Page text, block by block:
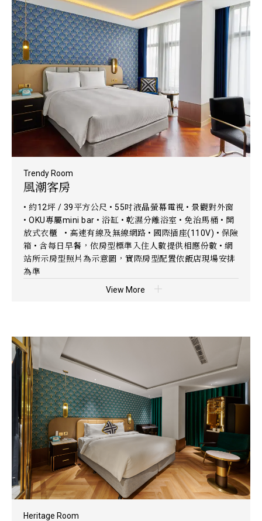
Trendy Room
風潮客房
• 約12坪 / 39平方公尺 • 55吋液晶螢幕電視 • 景觀對外窗
• OKU專屬mini bar • 浴缸 • 乾濕分離浴室 • 免治馬桶 • 開
放式衣櫃 • 高速有線及無線網路 • 國際插座(110V) • 保險
箱 • 含每日早餐，依房型標準入住人數提供相應份數 • 網
站所示房型照片為示意圖，實際房型配置依飯店現場安排
為準
View More
Heritage Room